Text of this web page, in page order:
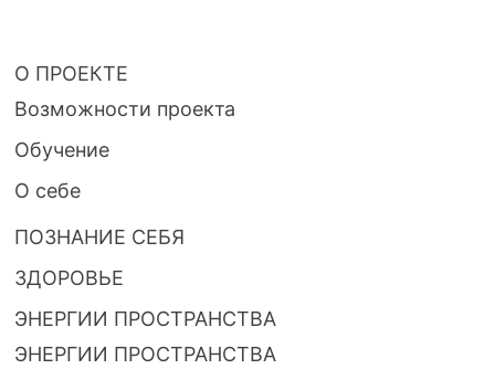
О ПРОЕКТЕ
Возможности проекта
Обучение
О себе
ПОЗНАНИЕ СЕБЯ
ЗДОРОВЬЕ
ЭНЕРГИИ ПРОСТРАНСТВА
ЭНЕРГИИ ПРОСТРАНСТВА